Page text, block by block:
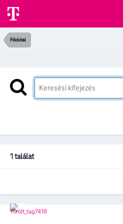
Főoldal
1 találat